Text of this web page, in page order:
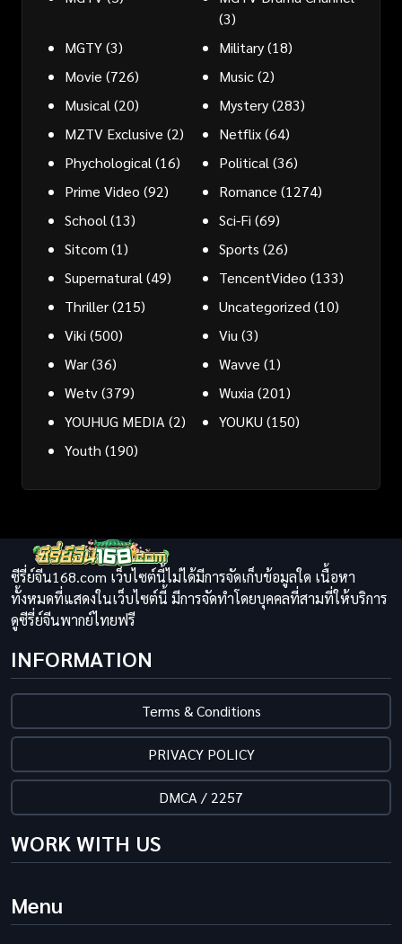
(3)
MGTY(3) Military(18)
Movie (726) Music(2)
Musical(20) Mystery(283)
MZTV Exclusive (2) Netflix(64)
Phychological(16) Political(36)
Prime Video (92) Romance (1274)
School(13) Sci-Fi (69)
Sitcom (1) Sports (26)
Supernatural(49) TencentVideo (133)
Thriller(215) Uncategorized(10)
Viki (500) Viu(3)
War(36) Wavve (1)
Wetv(379) Wuxia(201)
YOUHUG MEDIA(2) YOUKU (150)
Youth (190)
ซีรี่ย์จีน168.com เว็บไซต์นี้ไม่ได้มีการจัดเก็บข้อมูลใด เนื้อหา
ทั้งหมดที่แสดงในเว็บไซต์นี้ มีการจัดทำโดยบุคคลที่สามที่ให้บริการ
ดูซีรี่ย์จีนพากย์ไทยฟรี
INFORMATION
Terms & Conditions
PRIVACY POLICY
DMCA / 2257
WORK WITH US
Menu